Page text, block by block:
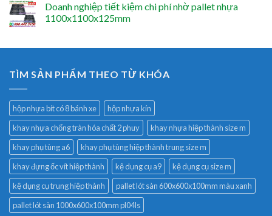
Doanh nghiệp tiết kiệm chi phí nhờ pallet nhựa
1100x1100x125mm
TÌM SẢN PHẨM THEO TỪ KHÓA
hộp nhựa bít có 8 bánh xe
hộp nhựa kín
khay nhựa chống tràn hóa chất 2 phuy
khay nhựa hiệp thành size m
khay phụ tùng a6
khay phụ tùng hiệp thành trung size m
khay đựng ốc vít hiệp thành
kệ dụng cụ a9
kệ dụng cụ size m
kệ dụng cụ trung hiệp thành
pallet lót sàn 600x600x100mm màu xanh
pallet lót sàn 1000x600x100mm pl04ls